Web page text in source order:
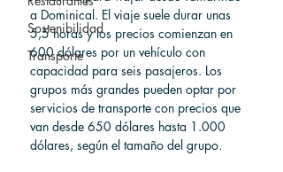
Sostenibilidad
Transporte
a Dominical. El viaje suele durar unas
5,5 horas y los precios comienzan en
600 dólares por un vehículo con
capacidad para seis pasajeros. Los
grupos más grandes pueden optar por
servicios de transporte con precios que
van desde 650 dólares hasta 1.000
dólares, según el tamaño del grupo.